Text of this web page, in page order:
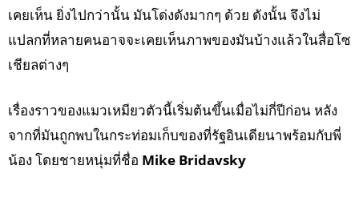
เคยเห็น ยิ่งไปกว่านั้น มันโด่งดังมากๆ ด้วย ดังนั้น จึงไม่
แปลกที่หลายคนอาจจะเคยเห็นภาพของมันบ้างแล้วในสื่อโซ
เชียลต่างๆ
เรื่องราวของแมวเหมียวตัวนี้เริ่มต้นขึ้นเมื่อไม่กี่ปีก่อน หลัง
จากที่มันถูกพบในกระท่อมเก็บของที่รัฐอินเดียนาพร้อมกับพี่
น้อง โดยชายหนุ่มที่ชื่อ Mike Bridavsky